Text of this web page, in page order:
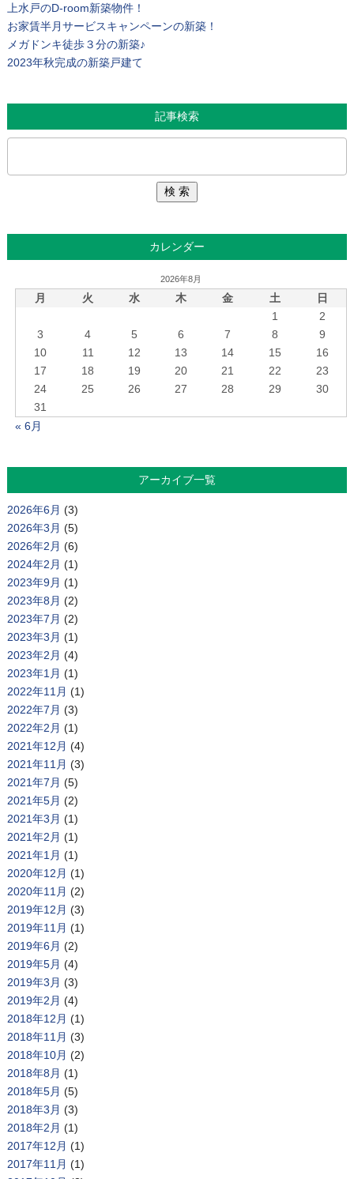
上水戸のD-room新築物件！
お家賃半月サービスキャンペーンの新築！
メガドンキ徒歩３分の新築♪
2023年秋完成の新築戸建て
記事検索
カレンダー
2026年8月
月 火 水 木 金 土
日
1
2
3
4 5 6 7 8
9
10
11 12 13 14 15
16
17
18 19 20 21 22
23
24
25 26 27 28 29
30
31
« 6月
アーカイブ一覧
2026年6月 (3)
2026年3月 (5)
2026年2月 (6)
2024年2月 (1)
2023年9月 (1)
2023年8月 (2)
2023年7月 (2)
2023年3月 (1)
2023年2月 (4)
2023年1月 (1)
2022年11月 (1)
2022年7月 (3)
2022年2月 (1)
2021年12月 (4)
2021年11月 (3)
2021年7月 (5)
2021年5月 (2)
2021年3月 (1)
2021年2月 (1)
2021年1月 (1)
2020年12月 (1)
2020年11月 (2)
2019年12月 (3)
2019年11月 (1)
2019年6月 (2)
2019年5月 (4)
2019年3月 (3)
2019年2月 (4)
2018年12月 (1)
2018年11月 (3)
2018年10月 (2)
2018年8月 (1)
2018年5月 (5)
2018年3月 (3)
2018年2月 (1)
2017年12月 (1)
2017年11月 (1)